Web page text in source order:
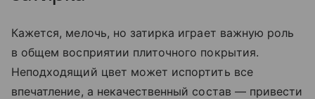
Кажется, мелочь, но затирка играет важную роль
в общем восприятии плиточного покрытия.
Неподходящий цвет может испортить все
впечатление, а некачественный состав — привести